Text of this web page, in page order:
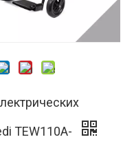
TEW110A-